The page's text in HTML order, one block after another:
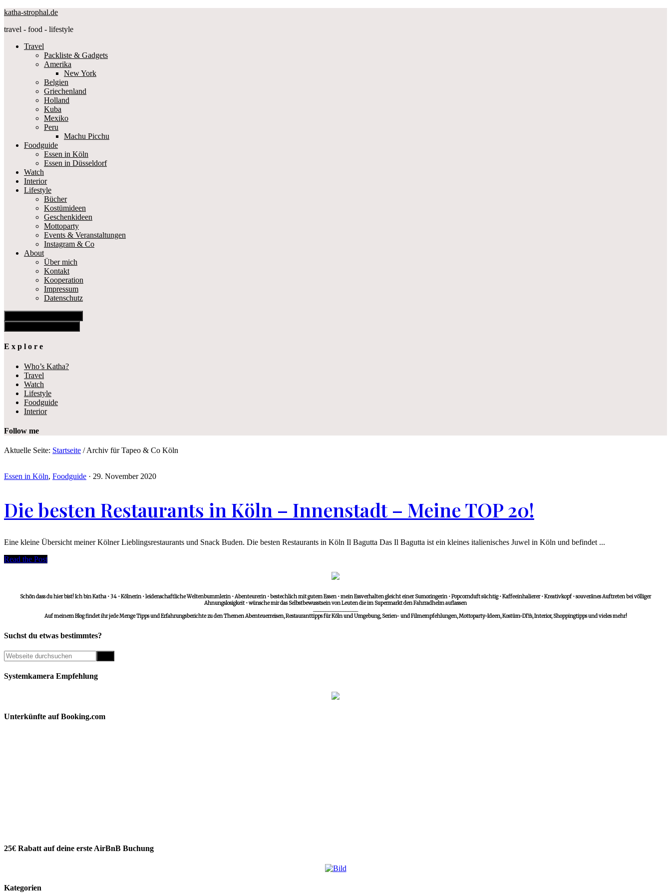
katha-strophal.de
travel - food - lifestyle
Travel
Packliste & Gadgets
Amerika
New York
Belgien
Griechenland
Holland
Kuba
Mexiko
Peru
Machu Picchu
Foodguide
Essen in Köln
Essen in Düsseldorf
Watch
Interior
Lifestyle
Bücher
Kostümideen
Geschenkideen
Mottoparty
Events & Veranstaltungen
Instagram & Co
About
Über mich
Kontakt
Kooperation
Impressum
Datenschutz
E x p l o r e
Who’s Katha?
Travel
Watch
Lifestyle
Foodguide
Interior
Follow me
Aktuelle Seite: Startseite /Archiv für Tapeo & Co Köln
Essen in Köln, Foodguide · 29. November 2020
Die besten Restaurants in Köln – Innenstadt – Meine TOP 20!
Eine kleine Übersicht meiner Kölner Lieblingsrestaurants und Snack Buden. Die besten Restaurants in Köln Il Bagutta Das Il Bagutta ist ein kleines italienisches Juwel in Köln und befindet ...
Read the Post
Schön dass du hier bist! Ich bin Katha • 34 • Kölnerin • leidenschaftliche Weltenbummlerin • Abenteurerin • bestechlich mit gutem Essen • mein Essverhalten gleicht einer Sumoringerin • Popcornduft süchtig • Kaffeeinhalierer • Kreativkopf • souveränes Auftreten bei völliger
Ahnungslosigkeit • wünsche mir das Selbstbewusstsein von Leuten die im Supermarkt den Fahrradhelm auflassen
__________________
Auf meinem Blog findet ihr jede Menge Tipps und Erfahrungsberichte zu den Themen Abenteuerreisen, Restauranttipps für Köln und Umgebung, Serien- und Filmempfehlungen, Mottoparty-Ideen, Kostüm-DIYs, Interior, Shoppingtipps und vieles mehr!
Suchst du etwas bestimmtes?
Systemkamera Empfehlung
Unterkünfte auf Booking.com
25€ Rabatt auf deine erste AirBnB Buchung
Kategorien